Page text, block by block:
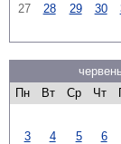
27
28 29 30
червень
Пн
Вт Ср Чт
3
4 5 6